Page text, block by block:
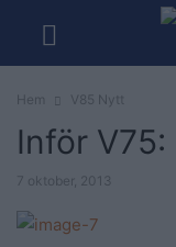
Hem V85 Nytt
Inför
7 oktober, 2013